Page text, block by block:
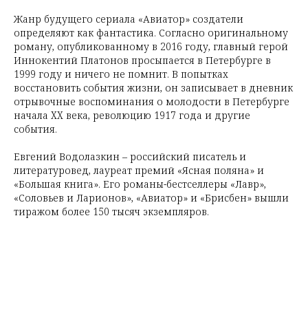
Жанр будущего сериала «Авиатор» создатели
определяют как фантастика. Согласно оригинальному
роману, опубликованному в 2016 году, главный герой
Иннокентий Платонов просыпается в Петербурге в
1999 году и ничего не помнит. В попытках
восстановить события жизни, он записывает в дневник
отрывочные воспоминания о молодости в Петербурге
начала XX века, революцию 1917 года и другие
события.
Евгений Водолазкин – российский писатель и
литературовед, лауреат премий «Ясная поляна» и
«Большая книга». Его романы-бестселлеры «Лавр»,
«Соловьев и Ларионов», «Авиатор» и «Брисбен» вышли
тиражом более 150 тысяч экземпляров.